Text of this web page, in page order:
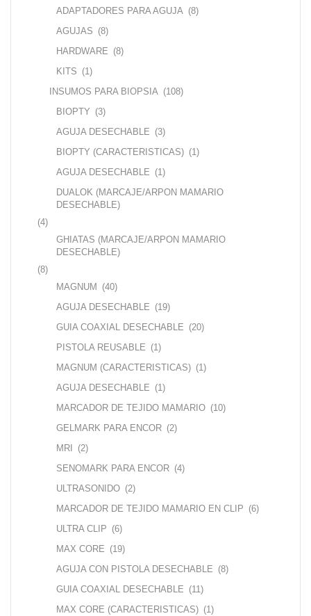
ADAPTADORES PARA AGUJA (8)
AGUJAS (8)
HARDWARE (8)
KITS (1)
INSUMOS PARA BIOPSIA (108)
BIOPTY (3)
AGUJA DESECHABLE (3)
BIOPTY (CARACTERISTICAS) (1)
AGUJA DESECHABLE (1)
DUALOK (MARCAJE/ARPON MAMARIO
DESECHABLE)
(4)
GHIATAS (MARCAJE/ARPON MAMARIO
DESECHABLE)
(8)
MAGNUM
(40)
AGUJA DESECHABLE (19)
GUIA COAXIAL DESECHABLE (20)
PISTOLA REUSABLE (1)
MAGNUM (CARACTERISTICAS) (1)
AGUJA DESECHABLE (1)
MARCADOR DE TEJIDO MAMARIO (10)
GELMARK PARA ENCOR (2)
MRI
(2)
SENOMARK PARA ENCOR (4)
ULTRASONIDO (2)
MARCADOR DE TEJIDO MAMARIO EN CLIP (6)
ULTRA CLIP (6)
MAX CORE (19)
AGUJA CON PISTOLA DESECHABLE (8)
GUIA COAXIAL DESECHABLE (11)
MAX CORE (CARACTERISTICAS) (1)